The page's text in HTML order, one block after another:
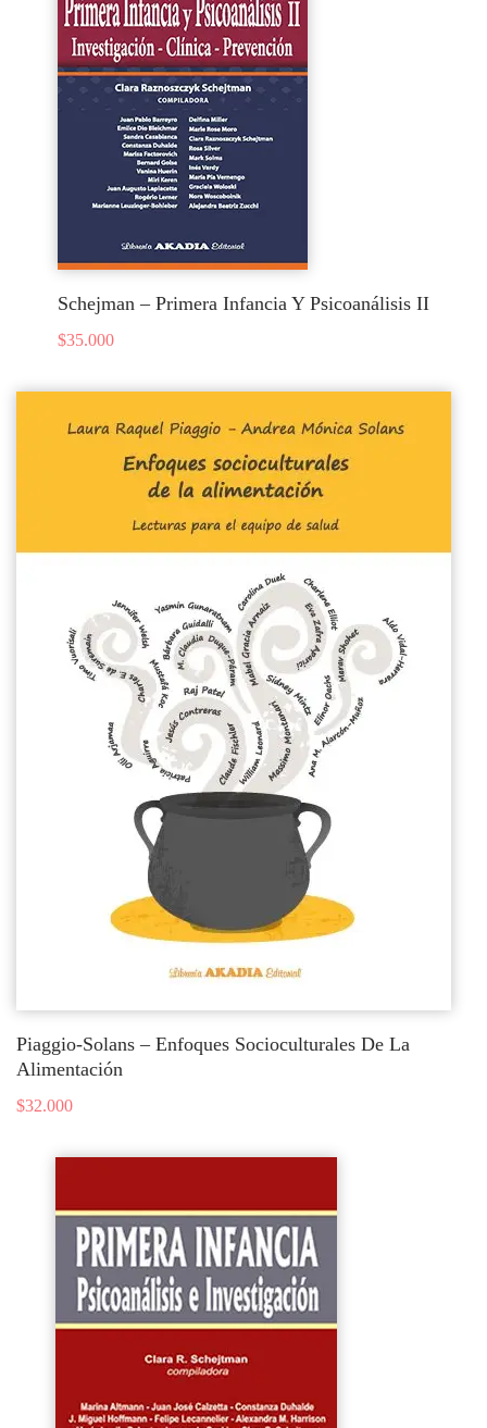
Schejman – Primera Infancia Y Psicoanálisis II
$35.000
Piaggio-Solans – Enfoques Socioculturales De La
Alimentación
$32.000